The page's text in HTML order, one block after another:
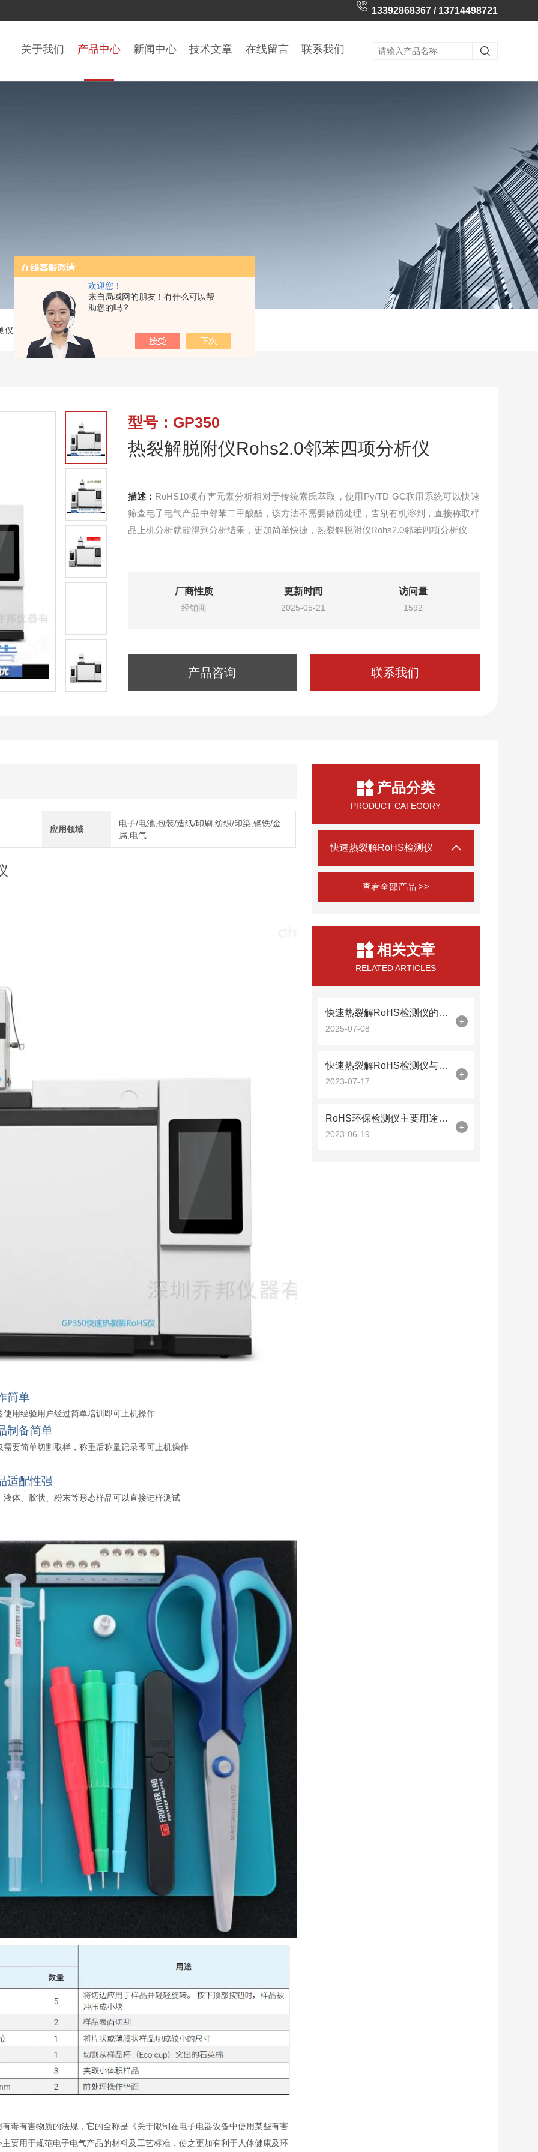
欢迎您！
来自局域网的朋友！有什么可以帮
助您的吗？
13392868367 / 13714498721
关于我们 产品中心 新闻中心 技术文章 在线留言 联系我们
仪 GP350热裂解脱附仪Rohs2.0邻苯四项分析仪
型号：GP350
热裂解脱附仪Rohs2.0邻苯四项分析仪
描述： RoHS10项有害元素分析相对于传统索氏萃取，使用Py/TD-GC联用系统可以快速
筛查电子电气产品中邻苯二甲酸酯，该方法不需要做前处理，告别有机溶剂，直接称取样
品上机分析就能得到分析结果，更加简单快捷，热裂解脱附仪Rohs2.0邻苯四项分析仪
厂商性质
经销商
更新时间
2025-05-21
访问量
1592
产品咨询 联系我们
应用领域
电子/电池,包装/造纸/印刷,纺织/印染,钢铁/金
属,电气
简单
使用经验用户经过简单培训即可上机操作
制备简单
需要简单切割取样，称重后称量记录即可上机操作
适配性强
液体、胶状、粉末等形态样品可以直接进样测试
有毒有害物质的法规，它的全称是《关于限制在电子电器设备中使用某些有害
主要用于规范电子电气产品的材料及工艺标准，使之更加有利于人体健康及环
产品分类
PRODUCT CATEGORY
快速热裂解RoHS检测仪
查看全部产品 >>
相关文章
RELATED ARTICLES
快速热裂解RoHS检测仪的工作原理与性能解析
2025-07-08
+
快速热裂解RoHS检测仪与传统方法相比有哪些优势？
2023-07-17
+
RoHS环保检测仪主要用途哪些方面？
2023-06-19
+